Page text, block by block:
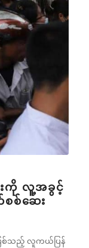
းကို လူ့အခွင့်
စစ်ဆေး
ြစ်သည့် လူကယ်ပြန်